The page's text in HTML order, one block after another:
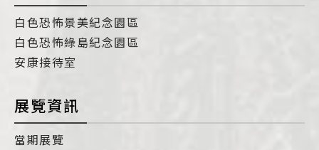
白色恐怖景美紀念園區
白色恐怖綠島紀念園區
安康接待室
展覽資訊
當期展覽